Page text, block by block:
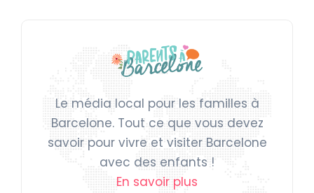
Le média local pour les familles à
Barcelone. Tout ce que vous devez
savoir pour vivre et visiter Barcelone
avec des enfants !
En savoir plus